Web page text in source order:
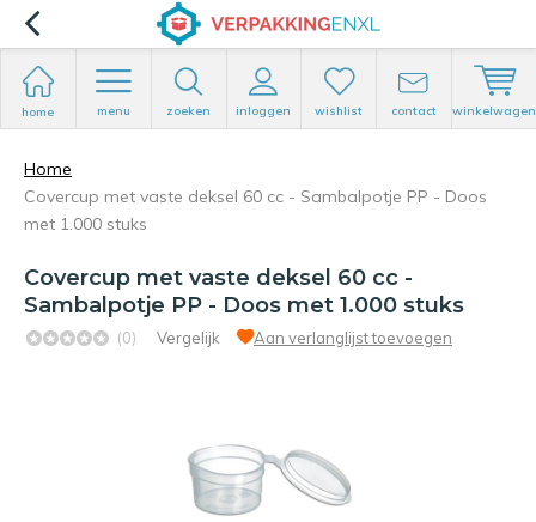
home menu zoeken inloggen wishlist contact winkelwagen
Home
Covercup met vaste deksel​ 60 cc - Sambalpotje PP - Doos
met 1.000 stuks
Covercup met vaste deksel​ 60 cc -
Sambalpotje PP - Doos met 1.000 stuks
(0) Vergelijk Aan verlanglijst toevoegen